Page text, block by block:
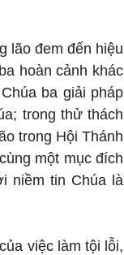
lão đem đến hiệu
hoàn cảnh khác
ba giải pháp
trong thử thách
trong Hội Thánh
một mục đích
niềm tin Chúa là
việc làm tội lỗi,